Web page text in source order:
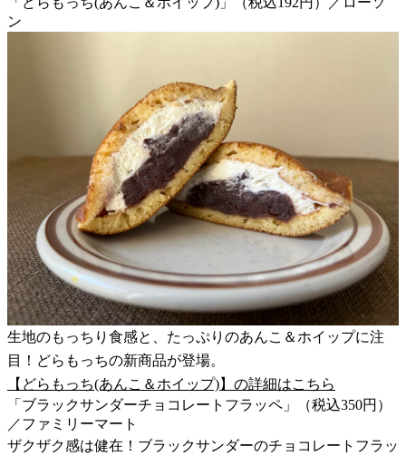
ン
生地のもっちり食感と、たっぷりのあんこ＆ホイップに注
目！どらもっちの新商品が登場。
【どらもっち(あんこ＆ホイップ)】の詳細はこちら
「ブラックサンダーチョコレートフラッペ」（税込350円）
／ファミリーマート
ザクザク感は健在！ブラックサンダーのチョコレートフラッ